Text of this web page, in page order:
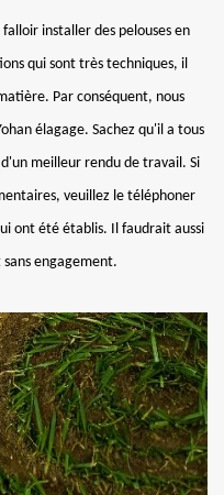
installer des pelouses en
qui sont très techniques, il
Par conséquent, nous
élagage. Sachez qu'il a tous
meilleur rendu de travail. Si
veuillez le téléphoner
ont été établis. Il faudrait aussi
engagement.